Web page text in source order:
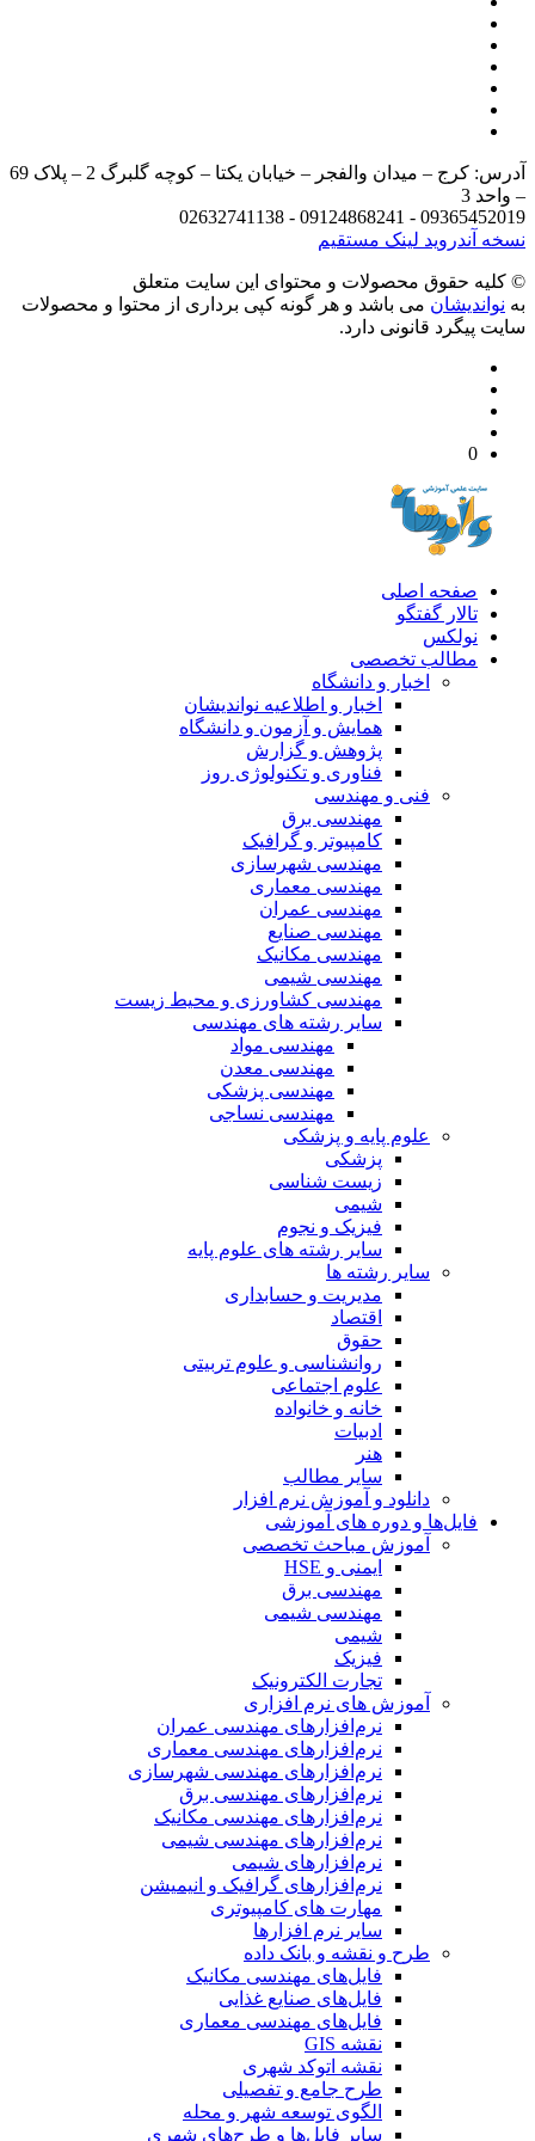
آدرس: کرج – میدان والفجر – خیابان یکتا – کوچه گلبرگ 2 – پلاک 69
3
09365452019 - 09124868241 -
آندرویدلینک مستقیم
حقوق محصولات و محتوای اين سایت متعلق
می باشد و هر گونه کپی برداری از محتوا و محصولات
پیگرد قانونی دارد.
صفحه اصلی
تالار گفتگو
نولکس
مطالب تخصصی
اخبار و دانشگاه
اخبار و اطلاعیه نواندیشان
همایش و آزمون و دانشگاه
پژوهش و گزارش
فناوری و تکنولوژی روز
فنی و مهندسی
مهندسی برق
کامپیوتر و گرافیک
مهندسی شهرسازی
مهندسی معماری
مهندسی عمران
مهندسی صنایع
مهندسی مکانیک
مهندسی شیمی
مهندسی کشاورزی و محیط زیست
سایر رشته های مهندسی
مهندسی مواد
مهندسی معدن
مهندسی پزشکی
مهندسی نساجی
علوم پایه و پزشکی
پزشکی
زیست شناسی
شیمی
فیزیک و نجوم
سایر رشته های علوم پایه
سایر رشته ها
مدیریت و حسابداری
اقتصاد
حقوق
روانشناسی و علوم تربیتی
علوم اجتماعی
خانه و خانواده
ادبیات
هنر
سایر مطالب
دانلود و آموزش نرم افزار
فایل‌ها و دوره های آموزشی
آموزش مباحث تخصصی
ایمنی و HSE
مهندسی برق
مهندسی شیمی
شیمی
فیزیک
تجارت الکترونیک
آموزش های نرم افزاری
نرم‌افزارهای مهندسی عمران
نرم‌افزارهای مهندسی معماری
نرم‌افزارهای مهندسی شهرسازی
نرم‌افزارهای مهندسی برق
نرم‌افزارهای مهندسی مکانیک
نرم‌افزارهای مهندسی شیمی
نرم‌افزارهای شیمی
نرم‌افزارهای گرافیک و انیمیشن
مهارت های کامپیوتری
سایر نرم افزارها
طرح و نقشه و بانک داده
فایل‌های مهندسی مکانیک
فایل‌های صنایع غذایی
فایل‌های مهندسی معماری
نقشه GIS
نقشه اتوکد شهری
طرح جامع و تفصیلی
الگوی توسعه شهر و محله
سایر فایل‌ها و طرح‌های شهری